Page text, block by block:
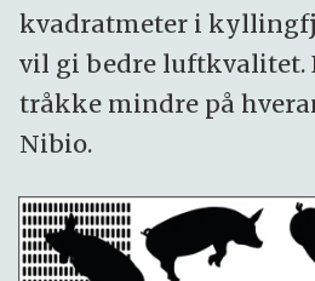
kvadratmeter i
vil gi bedre luftkvalitet.
tråkke mindre på
Nibio.